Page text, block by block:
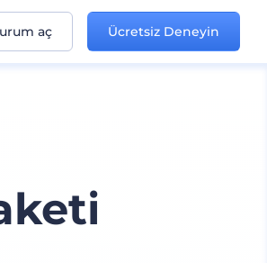
aç Ücretsiz Deneyin